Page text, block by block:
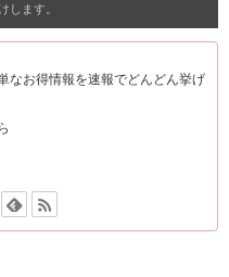
します。
なお得情報を速報でどんどん挙げ